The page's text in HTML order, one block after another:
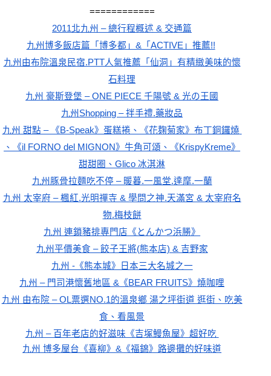
============
2011北九州 – 總行程概述 & 交通篇
九州博多飯店篇「博多都」&「ACTIVE」推薦!!
九州由布院溫泉民宿.PTT人氣推薦「仙洞」有精緻美味的懷
石料理
九州 豪斯登堡 – ONE PIECE 千陽號 & 光の王國
九州Shopping – 拌手禮.藥妝品
九州 甜點 – 《B-Speak》蛋糕捲、《花麹菊家》布丁銅鑼燒
、《il FORNO del MIGNON》牛角可頌、《KrispyKreme》
甜甜圈、Glico 冰淇淋
九州豚骨拉麵吃不停 – 暖暮.一風堂.達摩.一蘭
九州 太宰府 – 楓紅.光明禪寺 & 學問之神.天滿宮 & 太宰府名
物.梅枝餅
九州 連鎖豬排專門店《とんかつ浜勝》
九州平價美食 – 餃子王將(熊本店) & 吉野家
九州 -《熊本城》日本三大名城之一
九州 – 門司港懷舊地區 &《BEAR FRUITS》燒咖哩
九州 由布院 – OL票選NO.1的溫泉鄉 湯之坪街道 逛街、吃美
食、看風景
九州 – 百年老店的好滋味《吉塚鰻魚屋》超好吃
九州 博多屋台《喜柳》&《福錦》路邊攤的好味道